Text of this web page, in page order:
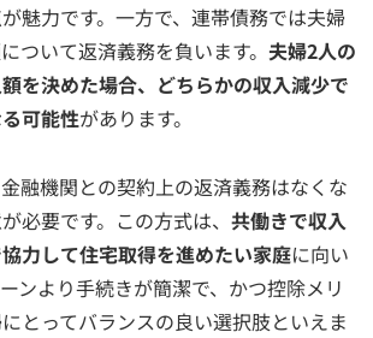
魅力です。一方で、連帯債務では夫婦
ついて返済義務を負います。 夫婦2人の
を決めた場合、どちらかの収入減少で
可能性があります。
融機関との契約上の返済義務はなくな
必要です。この方式は、 共働きで収入
力して住宅取得を進めたい家庭に向い
ンより手続きが簡潔で、かつ控除メリ
とってバランスの良い選択肢といえま